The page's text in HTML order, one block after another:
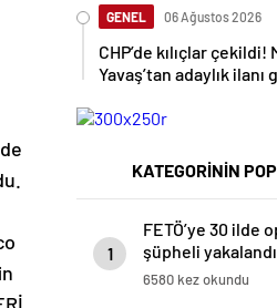
GENEL 06 Ağustos 2026
CHP’de kılıçlar çekildi!
Yavaş’tan adaylık ilanı
KATEGORİNİN
1
FETÖ’ye 30 ilde
şüpheli yakalandı
6580 kez okundu